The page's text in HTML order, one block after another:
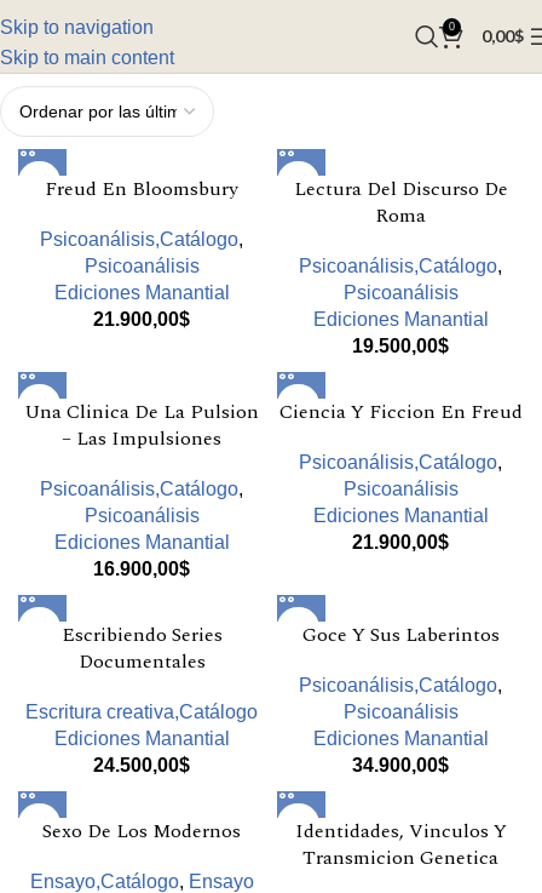
Skip to navigation
Skip to main content
0 0,00$
Freud En Bloomsbury
Psicoanálisis,Catálogo,
Psicoanálisis
Ediciones Manantial
21.900,00$
Lectura Del Discurso De
Roma
Psicoanálisis,Catálogo,
Psicoanálisis
Ediciones Manantial
19.500,00$
Una Clinica De La Pulsion
– Las Impulsiones
Psicoanálisis,Catálogo,
Psicoanálisis
Ediciones Manantial
16.900,00$
Ciencia Y Ficcion En Freud
Psicoanálisis,Catálogo,
Psicoanálisis
Ediciones Manantial
21.900,00$
Escribiendo Series
Documentales
Escritura creativa,Catálogo
Ediciones Manantial
24.500,00$
Goce Y Sus Laberintos
Psicoanálisis,Catálogo,
Psicoanálisis
Ediciones Manantial
34.900,00$
Sexo De Los Modernos
Ensayo,Catálogo, Ensayo
Identidades, Vinculos Y
Transmicion Genetica